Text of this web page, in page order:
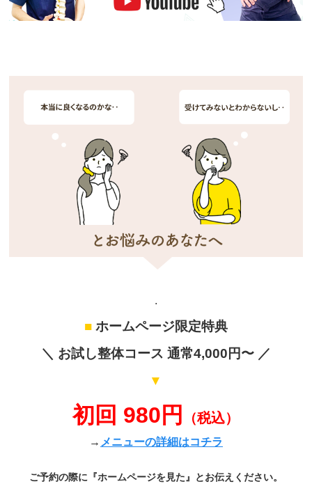
.
■ホームページ限定特典
＼ お試し整体コース 通常4,000円〜 ／
▼
初回 980円 （税込）
→ メニューの詳細はコチラ
ご予約の際に『ホームページを見た』とお伝えください。